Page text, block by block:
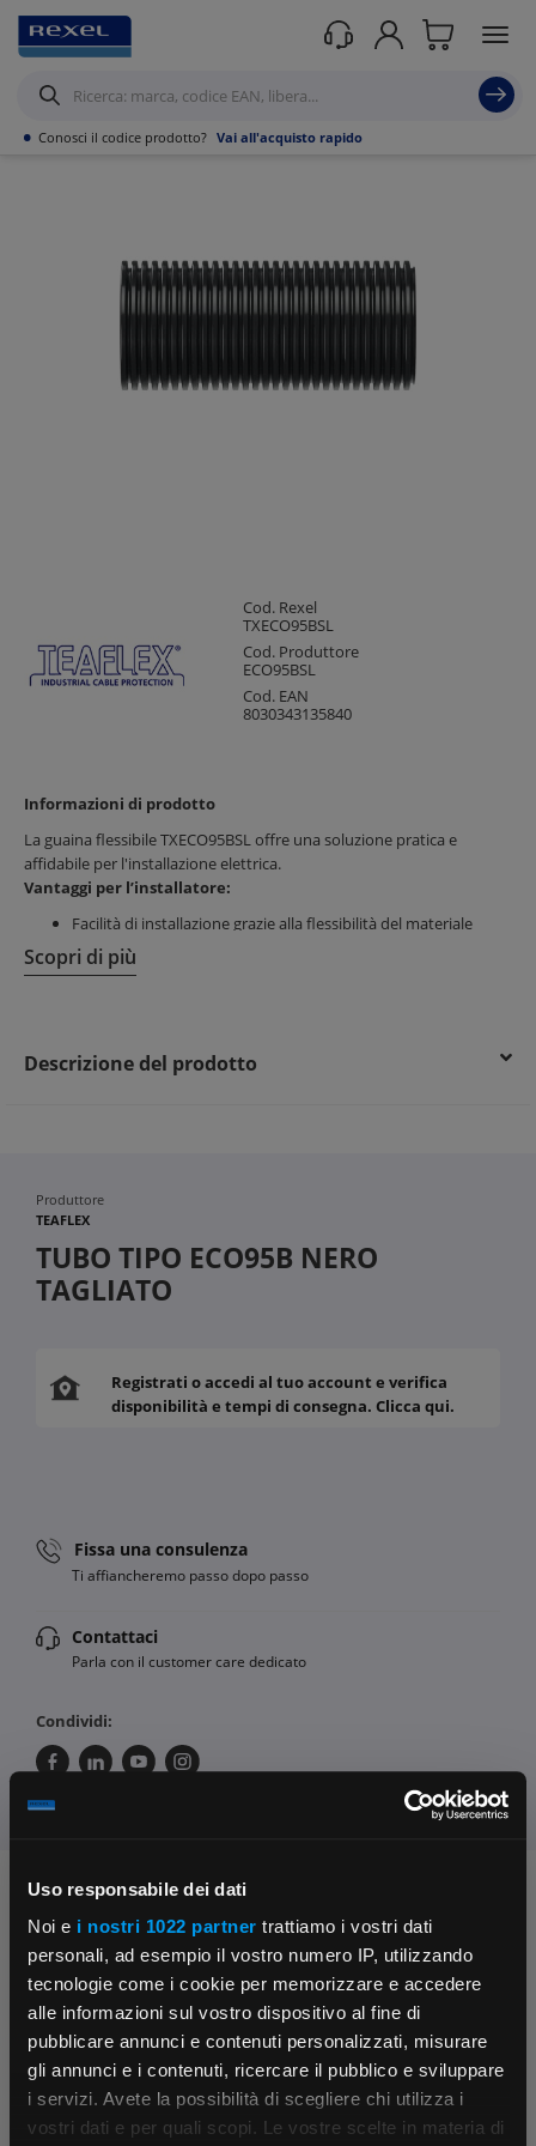
Uso responsabile dei dati
Noi e i nostri 1022 partner trattiamo i vostri dati
personali, ad esempio il vostro numero IP, utilizzando
tecnologie come i cookie per memorizzare e accedere
alle informazioni sul vostro dispositivo al fine di
pubblicare annunci e contenuti personalizzati, misurare
gli annunci e i contenuti, ricercare il pubblico e sviluppare
i servizi. Avete la possibilità di scegliere chi utilizza i
vostri dati e per quali scopi. Le vostre scelte in materia di
• Conosci il codice prodotto? Vai all'acquisto rapido
×
Prodotti /
Cod. Rexel
TXECO95BSL
Cod. Produttore
ECO95BSL
Cod. EAN
8030343135840
Informazioni di prodotto
La guaina flessibile TXECO95BSL offre una soluzione pratica e
affidabile per l'installazione elettrica.
Vantaggi per l’installatore:
Facilità di installazione grazie alla flessibilità del materiale
Risparmio di tempo durante il montaggio
Compatibilità con raccordi JAW-FIT IP68 per un
Elevata resistenza meccanica e agli agenti atmosferici
Scopri di più
Descrizione del prodotto
Produttore
TEAFLEX
TUBO TIPO ECO95B NERO
TAGLIATO
Registrati o accedi al tuo account e verifica
disponibilità e tempi di consegna. Clicca qui.
Fissa una consulenza
Ti affiancheremo passo dopo passo
Contattaci
Parla con il customer care dedicato
Condividi:
Chiedi ai nostri tecnici
Contattaci
Parla con il customer care dedicato
Fissa una consulenza
Ti affiancheremo passo dopo passo